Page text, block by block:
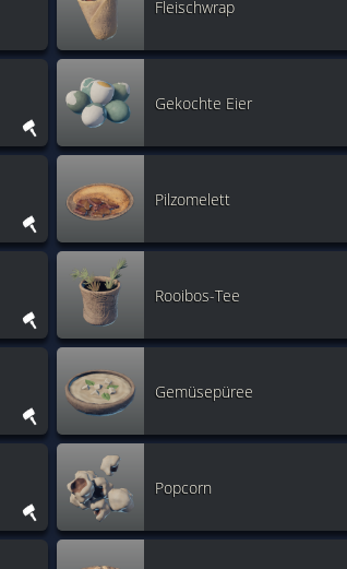
Fleischwrap
Gekochte Eier
Pilzomelett
Rooibos-Tee
Gemüsepüree
Popcorn